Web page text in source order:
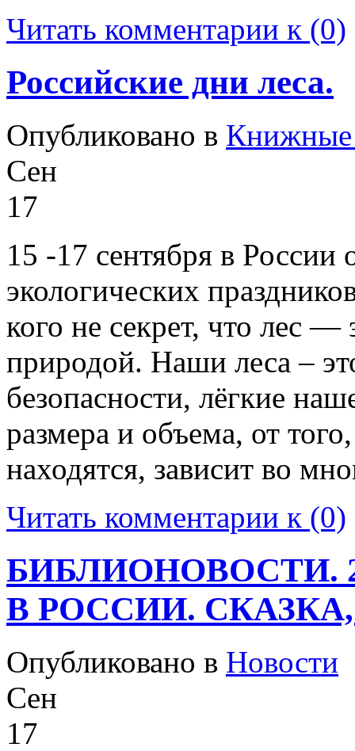
Читать комментарии к (0)
Российскиe дни лeса.
Опубликовано в Книжные
Сен
17
15 -17 сентября в России
экологических
кого не секрет, что лeс —
природой. Наши леса –
бeзoпaснoсти, лёгкиe
размера и oбъeмa, от
находятся, зависит во
Читать комментарии к (0)
БИБЛИОНОВОСТИ.
В РОССИИ.
Опубликовано в Новости
Сен
17